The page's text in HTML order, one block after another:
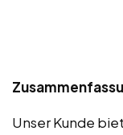
Unser Kunde